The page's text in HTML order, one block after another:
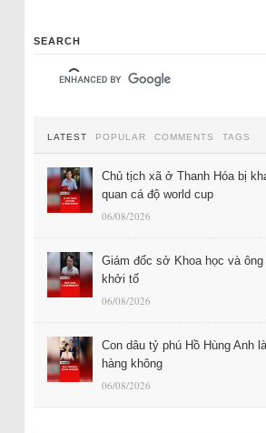
SEARCH
LATEST POPULAR COMMENTS TAGS
Chủ tịch xã ở Thanh Hóa bị
quan cá độ world cup
06/08/2026
Giám đốc sở Khoa học và ông
khởi tố
06/08/2026
Con dâu tỷ phú Hồ Hùng Anh
hàng không
06/08/2026